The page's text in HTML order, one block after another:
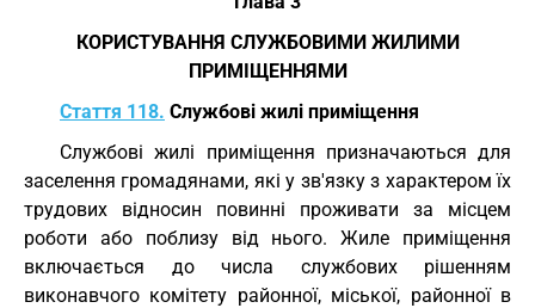
КОРИСТУВАННЯ СЛУЖБОВИМИ ЖИЛИМИ
ПРИМІЩЕННЯМИ
Стаття 118. Службові жилі приміщення
Службові жилі приміщення призначаються для
заселення громадянами, які у зв'язку з характером їх
трудових відносин повинні проживати за місцем
роботи або поблизу від нього. Жиле приміщення
включається до числа службових рішенням
виконавчого комітету районної, міської, районної в